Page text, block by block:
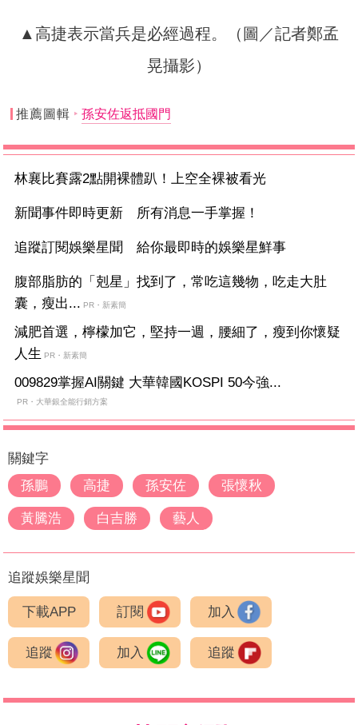
▲高捷表示當兵是必經過程。（圖／記者鄭孟
晃攝影）
推薦圖輯 孫安佐返抵國門
林襄比賽露2點開裸體趴！上空全裸被看光
新聞事件即時更新 所有消息一手掌握！
追蹤訂閱娛樂星聞 給你最即時的娛樂星鮮事
腹部脂肪的「剋星」找到了，常吃這幾物，吃走大肚
囊，瘦出... PR・新素簡
減肥首選，檸檬加它，堅持一週，腰細了，瘦到你懷疑
人生
PR・新素簡
009829掌握AI關鍵 大華韓國KOSPI 50今強...
PR・大華銀全能行銷方案
關鍵字
孫鵬
高捷 孫安佐 張懷秋
黃騰浩 白吉勝 藝人
追蹤娛樂星聞
下載APP 訂閱 加入
追蹤 加入 追蹤